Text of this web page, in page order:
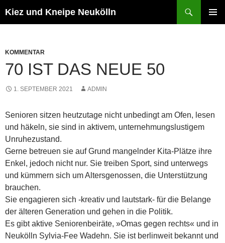
Inhalt
Kiez und Kneipe Neukölln
KOMMENTAR
70 IST DAS NEUE 50
1. SEPTEMBER 2021 ADMIN
Senioren sitzen heutzutage nicht unbedingt am Ofen, lesen
und häkeln, sie sind in aktivem, unternehmungslustigem
Unruhezustand.
Gerne betreuen sie auf Grund mangelnder Kita-Plätze ihre
Enkel, jedoch nicht nur. Sie treiben Sport, sind unterwegs
und kümmern sich um Altersgenossen, die Unterstützung
brauchen.
Sie engagieren sich -kreativ und lautstark- für die Belange
der älteren Generation und gehen in die Politik.
Es gibt aktive Seniorenbeiräte, »Omas gegen rechts« und in
Neukölln Sylvia-Fee Wadehn. Sie ist berlinweit bekannt und